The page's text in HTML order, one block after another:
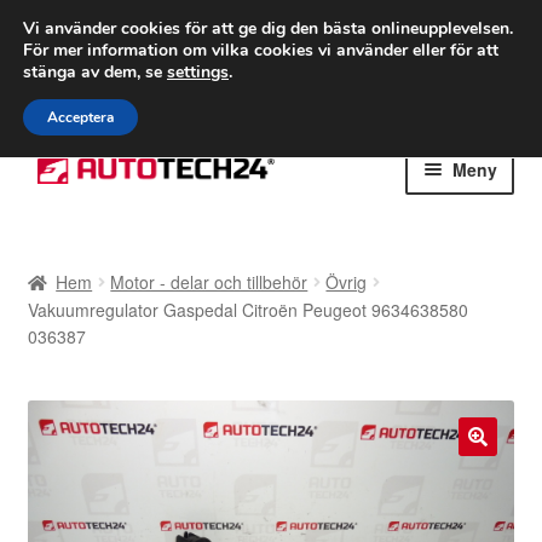
FRAKT från 75 kr
Världsomspännande frakt
Ring 766 924 713
Hoppa
till
Hoppa
till
Meny
Betalningar
Klagomål
Hem Motor - delar och tillbehör
Övrig
Vakuumregulator Gaspedal Citroën Peugeot 9634638580
036387
Vi använder cookies för att ge dig den bästa onlineupplevelsen.
För mer information om vilka cookies vi använder eller för att
stänga av dem, se settings.
Acceptera